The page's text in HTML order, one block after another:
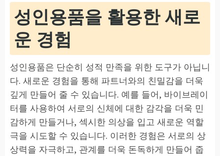
성인용품을 활용한 새로
운 경험
성인용품은 단순히 성적 만족을 위한 도구가 아닙니
다. 새로운 경험을 통해 파트너와의 친밀감을 더욱
깊게 만들어 줄 수 있습니다. 예를 들어, 바이브레이
터를 사용하여 서로의 신체에 대한 감각을 더욱 민
감하게 만들거나, 섹시한 의상을 입고 새로운 역할
극을 시도할 수 있습니다. 이러한 경험은 서로의 상
상력을 자극하고, 관계를 더욱 돈독하게 만들어 줍